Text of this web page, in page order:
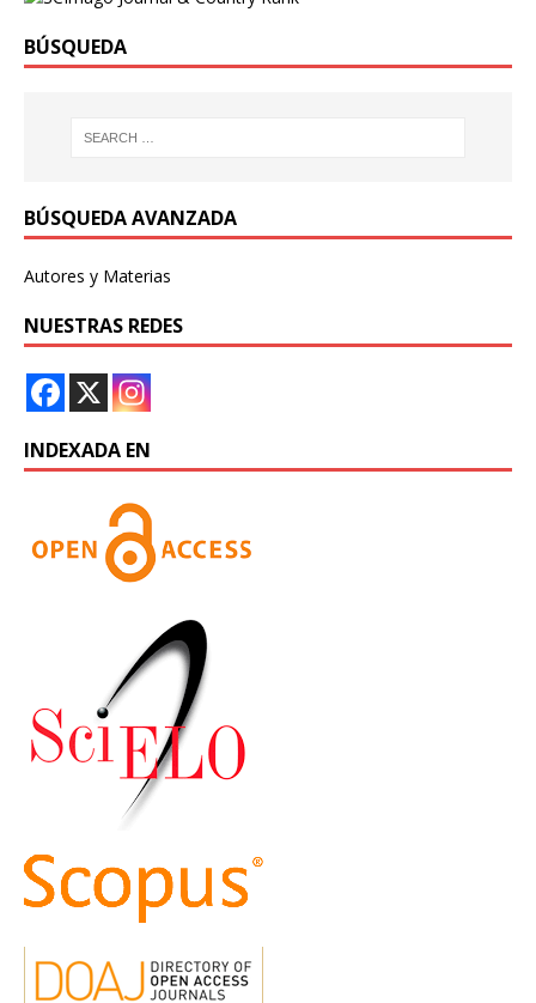
BÚSQUEDA
BÚSQUEDA AVANZADA
Autores y Materias
NUESTRAS REDES
INDEXADA EN